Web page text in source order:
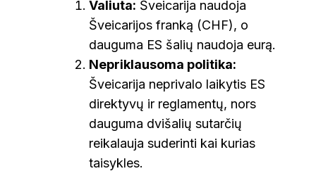
Valiuta: Šveicarija naudoja
Šveicarijos franką (CHF), o
dauguma ES šalių naudoja eurą.
Nepriklausoma politika:
Šveicarija neprivalo laikytis ES
direktyvų ir reglamentų, nors
dauguma dvišalių sutarčių
reikalauja suderinti kai kurias
taisykles.